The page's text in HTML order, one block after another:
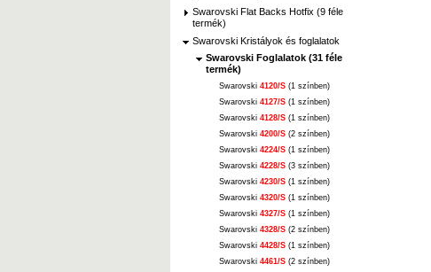
Swarovski Flat Backs Hotfix (9 féle
termék)
Swarovski Kristályok és foglalatok
Swarovski Foglalatok (31 féle
termék)
Swarovski 4120/S (1 színben)
Swarovski 4127/S (1 színben)
Swarovski 4128/S (1 színben)
Swarovski 4200/S (2 színben)
Swarovski 4224/S (1 színben)
Swarovski 4228/S (3 színben)
Swarovski 4230/S (1 színben)
Swarovski 4320/S (1 színben)
Swarovski 4327/S (1 színben)
Swarovski 4328/S (2 színben)
Swarovski 4428/S (1 színben)
Swarovski 4461/S (2 színben)